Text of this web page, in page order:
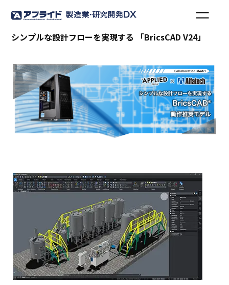
シンプルな設計フローを実現する 「BricsCAD V24」